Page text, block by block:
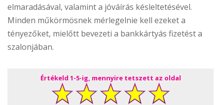
elmaradásával, valamint a jóváírás késleltetésével.
Minden műkörmösnek mérlegelnie kell ezeket a
tényezőket, mielőtt bevezeti a bankkártyás fizetést a
szalonjában.
Értékeld 1-5-ig, mennyire tetszett az oldal